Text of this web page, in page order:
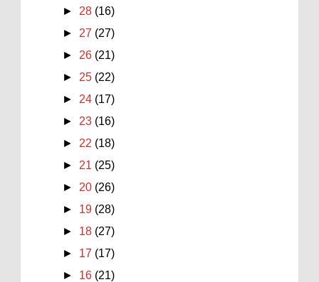
► 28 (16)
► 27 (27)
► 26 (21)
► 25 (22)
► 24 (17)
► 23 (16)
► 22 (18)
► 21 (25)
► 20 (26)
► 19 (28)
► 18 (27)
► 17 (17)
► 16 (21)